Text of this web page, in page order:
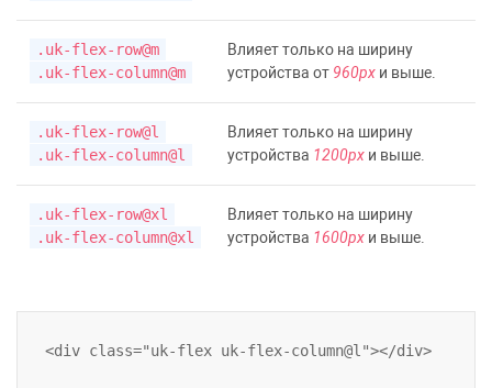
.uk-flex-row@m
.uk-flex-column@m
Влияет только на ширину
устройства от 960px и выше.
.uk-flex-row@l
.uk-flex-column@l
Влияет только на ширину
устройства 1200px и выше.
.uk-flex-row@xl
.uk-flex-column@xl
Влияет только на ширину
устройства 1600px и выше.